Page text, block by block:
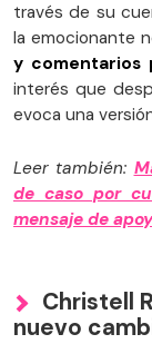
través de su
la emocionante
y comentarios
interés que
evoca una
Leer también:
de caso por
mensaje de
Christell
nuevo